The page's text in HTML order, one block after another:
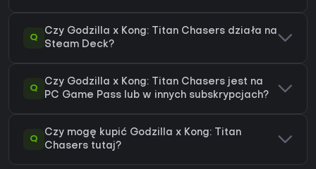
Q
Czy Godzilla x Kong: Titan Chasers działa na
Steam Deck?
Q
Czy Godzilla x Kong: Titan Chasers jest na
PC Game Pass lub w innych subskrypcjach?
Q
Czy mogę kupić Godzilla x Kong: Titan
Chasers tutaj?